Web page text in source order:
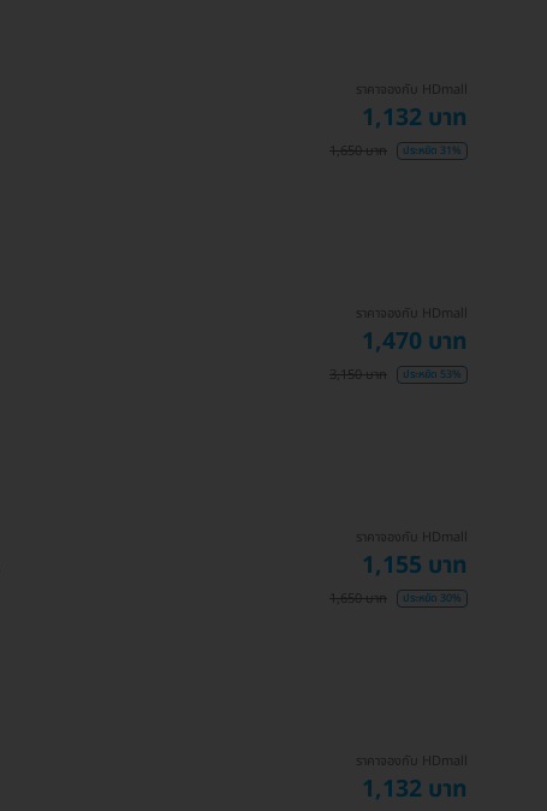
ราคาจองกับ HDmall
1,132 บาท
1,650 บาท ประหยัด 31%
ราคาจองกับ HDmall
1,470 บาท
3,150 บาท ประหยัด 53%
ราคาจองกับ HDmall
1,155 บาท
1,650 บาท ประหยัด 30%
ราคาจองกับ HDmall
1,132 บาท